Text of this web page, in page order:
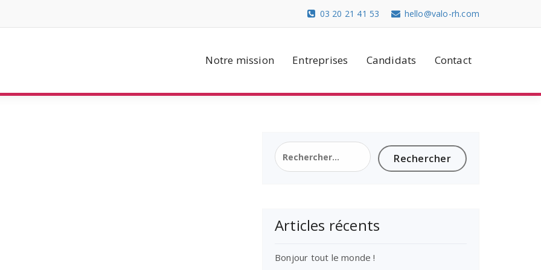
hello@valo-rh.com
03 20 21 41 53
Notre mission Entreprises Candidats Contact
Rechercher :
Articles récents
Bonjour tout le monde !